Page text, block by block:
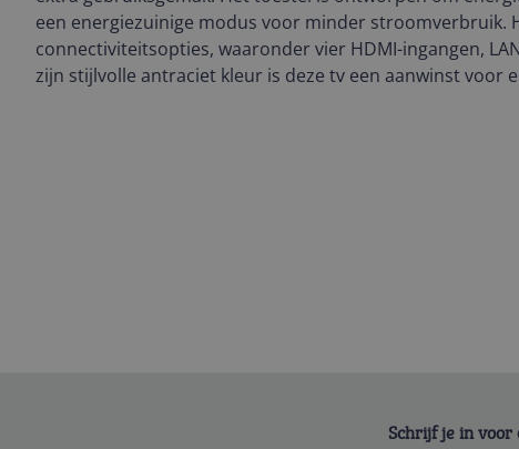
een energiezuinige modus voor minder stroomverbruik.
connectiviteitsopties, waaronder vier HDMI-ingangen,
zijn stijlvolle antraciet kleur is deze tv een aanwinst voor
Schrijf je in